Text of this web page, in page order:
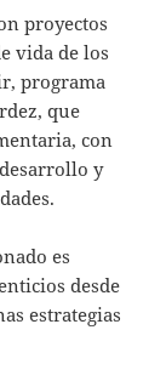
proyectos
vida de los
programa
que
con
y
es
desde
estrategias